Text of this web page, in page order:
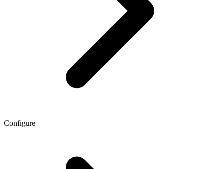
Configure